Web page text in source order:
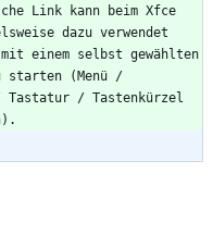
Link kann beim Xfce
dazu verwendet
mit einem selbst gewählten
starten (Menü /
Tastatur / Tastenkürzel